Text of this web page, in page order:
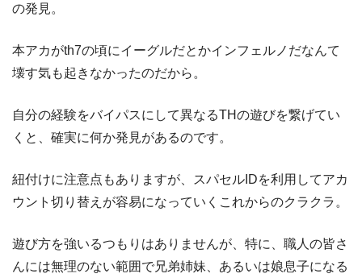
の発見。
本アカがth7の頃にイーグルだとかインフェルノだなんて
壊す気も起きなかったのだから。
自分の経験をバイパスにして異なるTHの遊びを繋げてい
くと、確実に何か発見があるのです。
紐付けに注意点もありますが、スパセルIDを利用してアカ
ウント切り替えが容易になっていくこれからのクラクラ。
遊び方を強いるつもりはありませんが、特に、職人の皆さ
んには無理のない範囲で兄弟姉妹、あるいは娘息子になる